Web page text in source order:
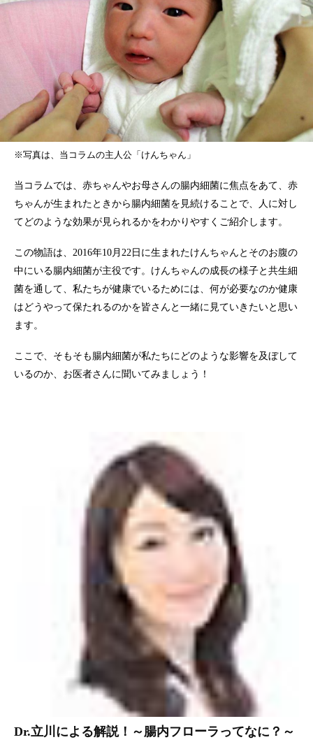
※写真は、当コラムの主人公「けんちゃん」
当コラムでは、赤ちゃんやお母さんの腸内細菌に焦点をあて、赤
ちゃんが生まれたときから腸内細菌を見続けることで、人に対し
てどのような効果が見られるかをわかりやすくご紹介します。
この物語は、2016年10月22日に生まれたけんちゃんとそのお腹の
中にいる腸内細菌が主役です。けんちゃんの成長の様子と共生細
菌を通して、私たちが健康でいるためには、何が必要なのか健康
はどうやって保たれるのかを皆さんと一緒に見ていきたいと思い
ます。
ここで、そもそも腸内細菌が私たちにどのような影響を及ぼして
いるのか、お医者さんに聞いてみましょう！
Dr.立川による解説！～腸内フローラってなに？～